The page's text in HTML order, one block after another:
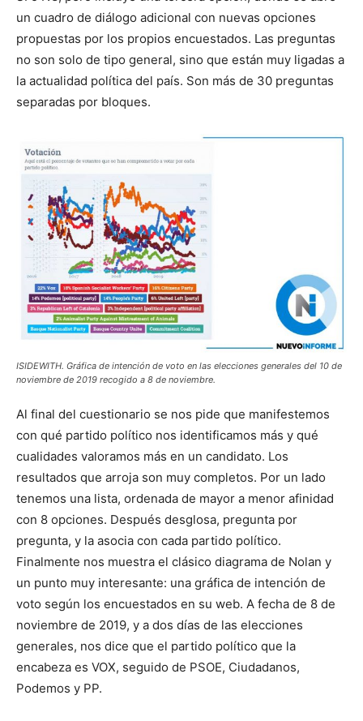
un cuadro de diálogo adicional con nuevas opciones
propuestas por los propios encuestados. Las preguntas
no son solo de tipo general, sino que están muy ligadas a
la actualidad política del país. Son más de 30 preguntas
separadas por bloques.
ISIDEWITH. Gráfica de intención de voto en las elecciones generales del 10 de
noviembre de 2019 recogido a 8 de noviembre.
Al final del cuestionario se nos pide que manifestemos
con qué partido político nos identificamos más y qué
cualidades valoramos más en un candidato. Los
resultados que arroja son muy completos. Por un lado
tenemos una lista, ordenada de mayor a menor afinidad
con 8 opciones. Después desglosa, pregunta por
pregunta, y la asocia con cada partido político.
Finalmente nos muestra el clásico diagrama de Nolan y
un punto muy interesante: una gráfica de intención de
voto según los encuestados en su web. A fecha de 8 de
noviembre de 2019, y a dos días de las elecciones
generales, nos dice que el partido político que la
encabeza es VOX, seguido de PSOE, Ciudadanos,
Podemos y PP.